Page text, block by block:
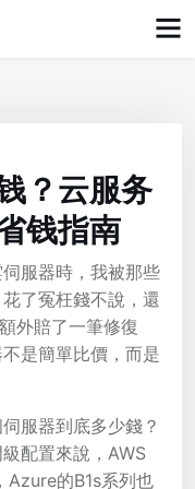
？云服务
钱指南
服器時，我被那些
了冤枉錢不說，還
外賠了一筆修復
是簡單比價，而是
服器到底多少錢？
配置來說，AWS
的B1s系列也